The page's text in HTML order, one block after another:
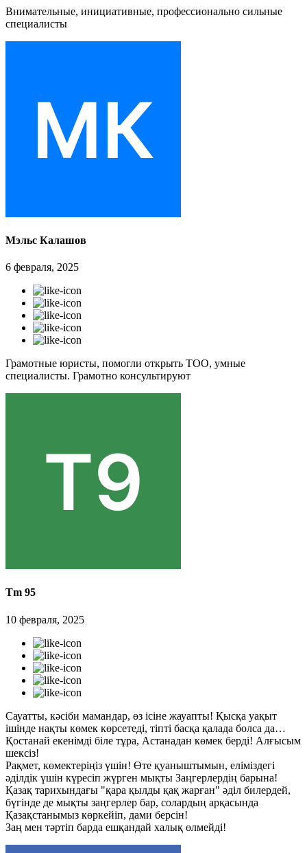
Внимательные, инициативные, профессионально сильные
специалисты
Мэльс Калашов
6 февраля, 2025
Грамотные юристы, помогли открыть ТОО, умные
специалисты. Грамотно консультируют
Tm 95
10 февраля, 2025
Сауатты, кәсіби мамандар, өз ісіне жауапты! Қысқа уақыт
ішінде нақты көмек көрсетеді, тіпті басқа қалада болса да…
Қостанай екенімді біле тұра, Астанадан көмек берді! Алғысым
шексіз!
Рақмет, көмектеріңіз үшін! Өте қуаныштымын, еліміздегі
әділдік үшін күресіп жүрген мықты Заңгерлердің барына!
Қазақ тарихындағы "қара қылды қақ жарған" әділ билердей,
бүгінде де мықты заңгерлер бар, солардың арқасында
Қазақстанымыз көркейіп, дами берсін!
Заң мен тәртіп барда ешқандай халық өлмейді!